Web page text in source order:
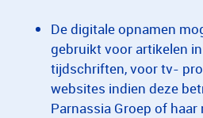
De digitale opnamen
gebruikt voor artikelen
tijdschriften, voor tv-
websites indien deze
Parnassia Groep of haar